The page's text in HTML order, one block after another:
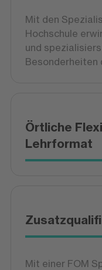
Mit den
Hochschule
und
Besonderheiten
Örtliche
Lehrformat
Mit einer FOM